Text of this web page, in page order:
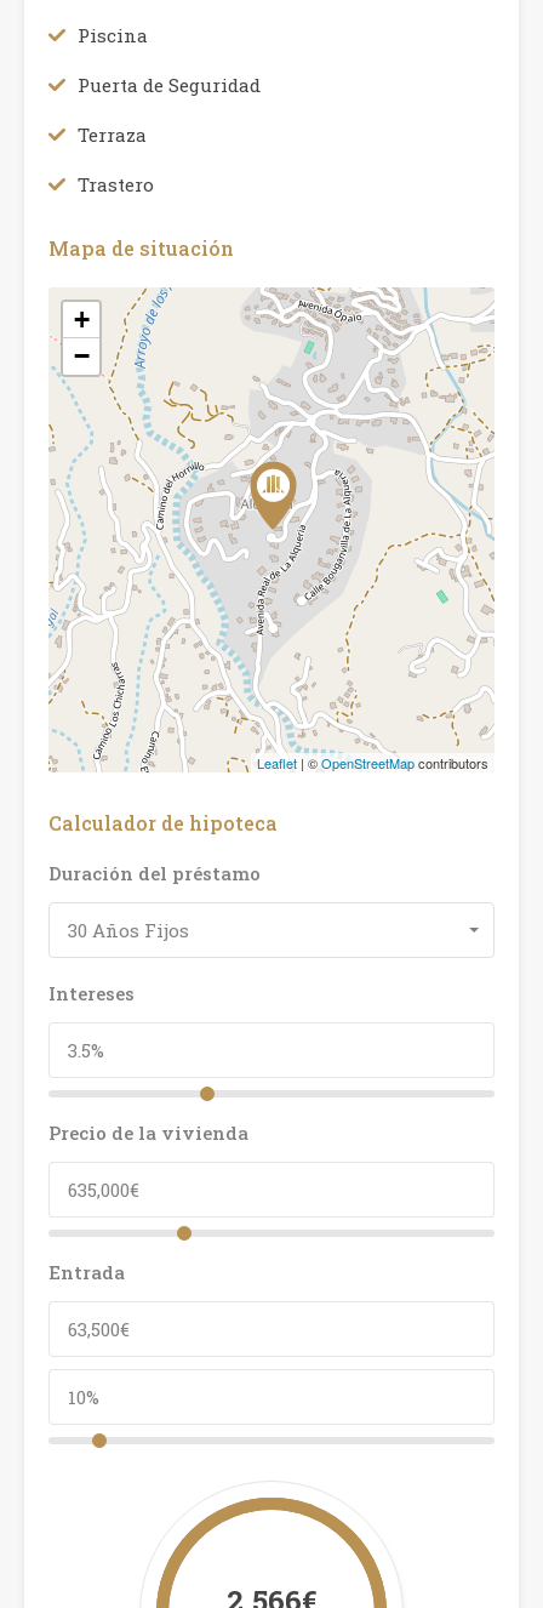
Piscina
Puerta de Seguridad
Terraza
Trastero
Mapa de situación
+
−
Leaflet | ©OpenStreetMapcontributors
Calculador de hipoteca
Duración del préstamo
30 Años Fijos
Intereses
Precio de la vivienda
Entrada